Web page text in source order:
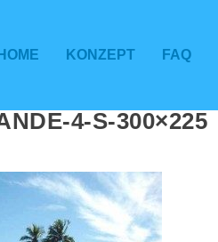
HOME KONZEPT FAQ
4-S-300×225